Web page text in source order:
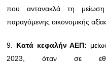
που αντανακλά τη
παραγόμενης οικονομικής
9. Κατά κεφαλήν ΑΕΠ:
2023, όταν σε